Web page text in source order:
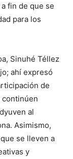
fin de que se
para los
Sinuhé Téllez
ahí expresó
de
continúen
al
Asimismo,
se lleven a
y